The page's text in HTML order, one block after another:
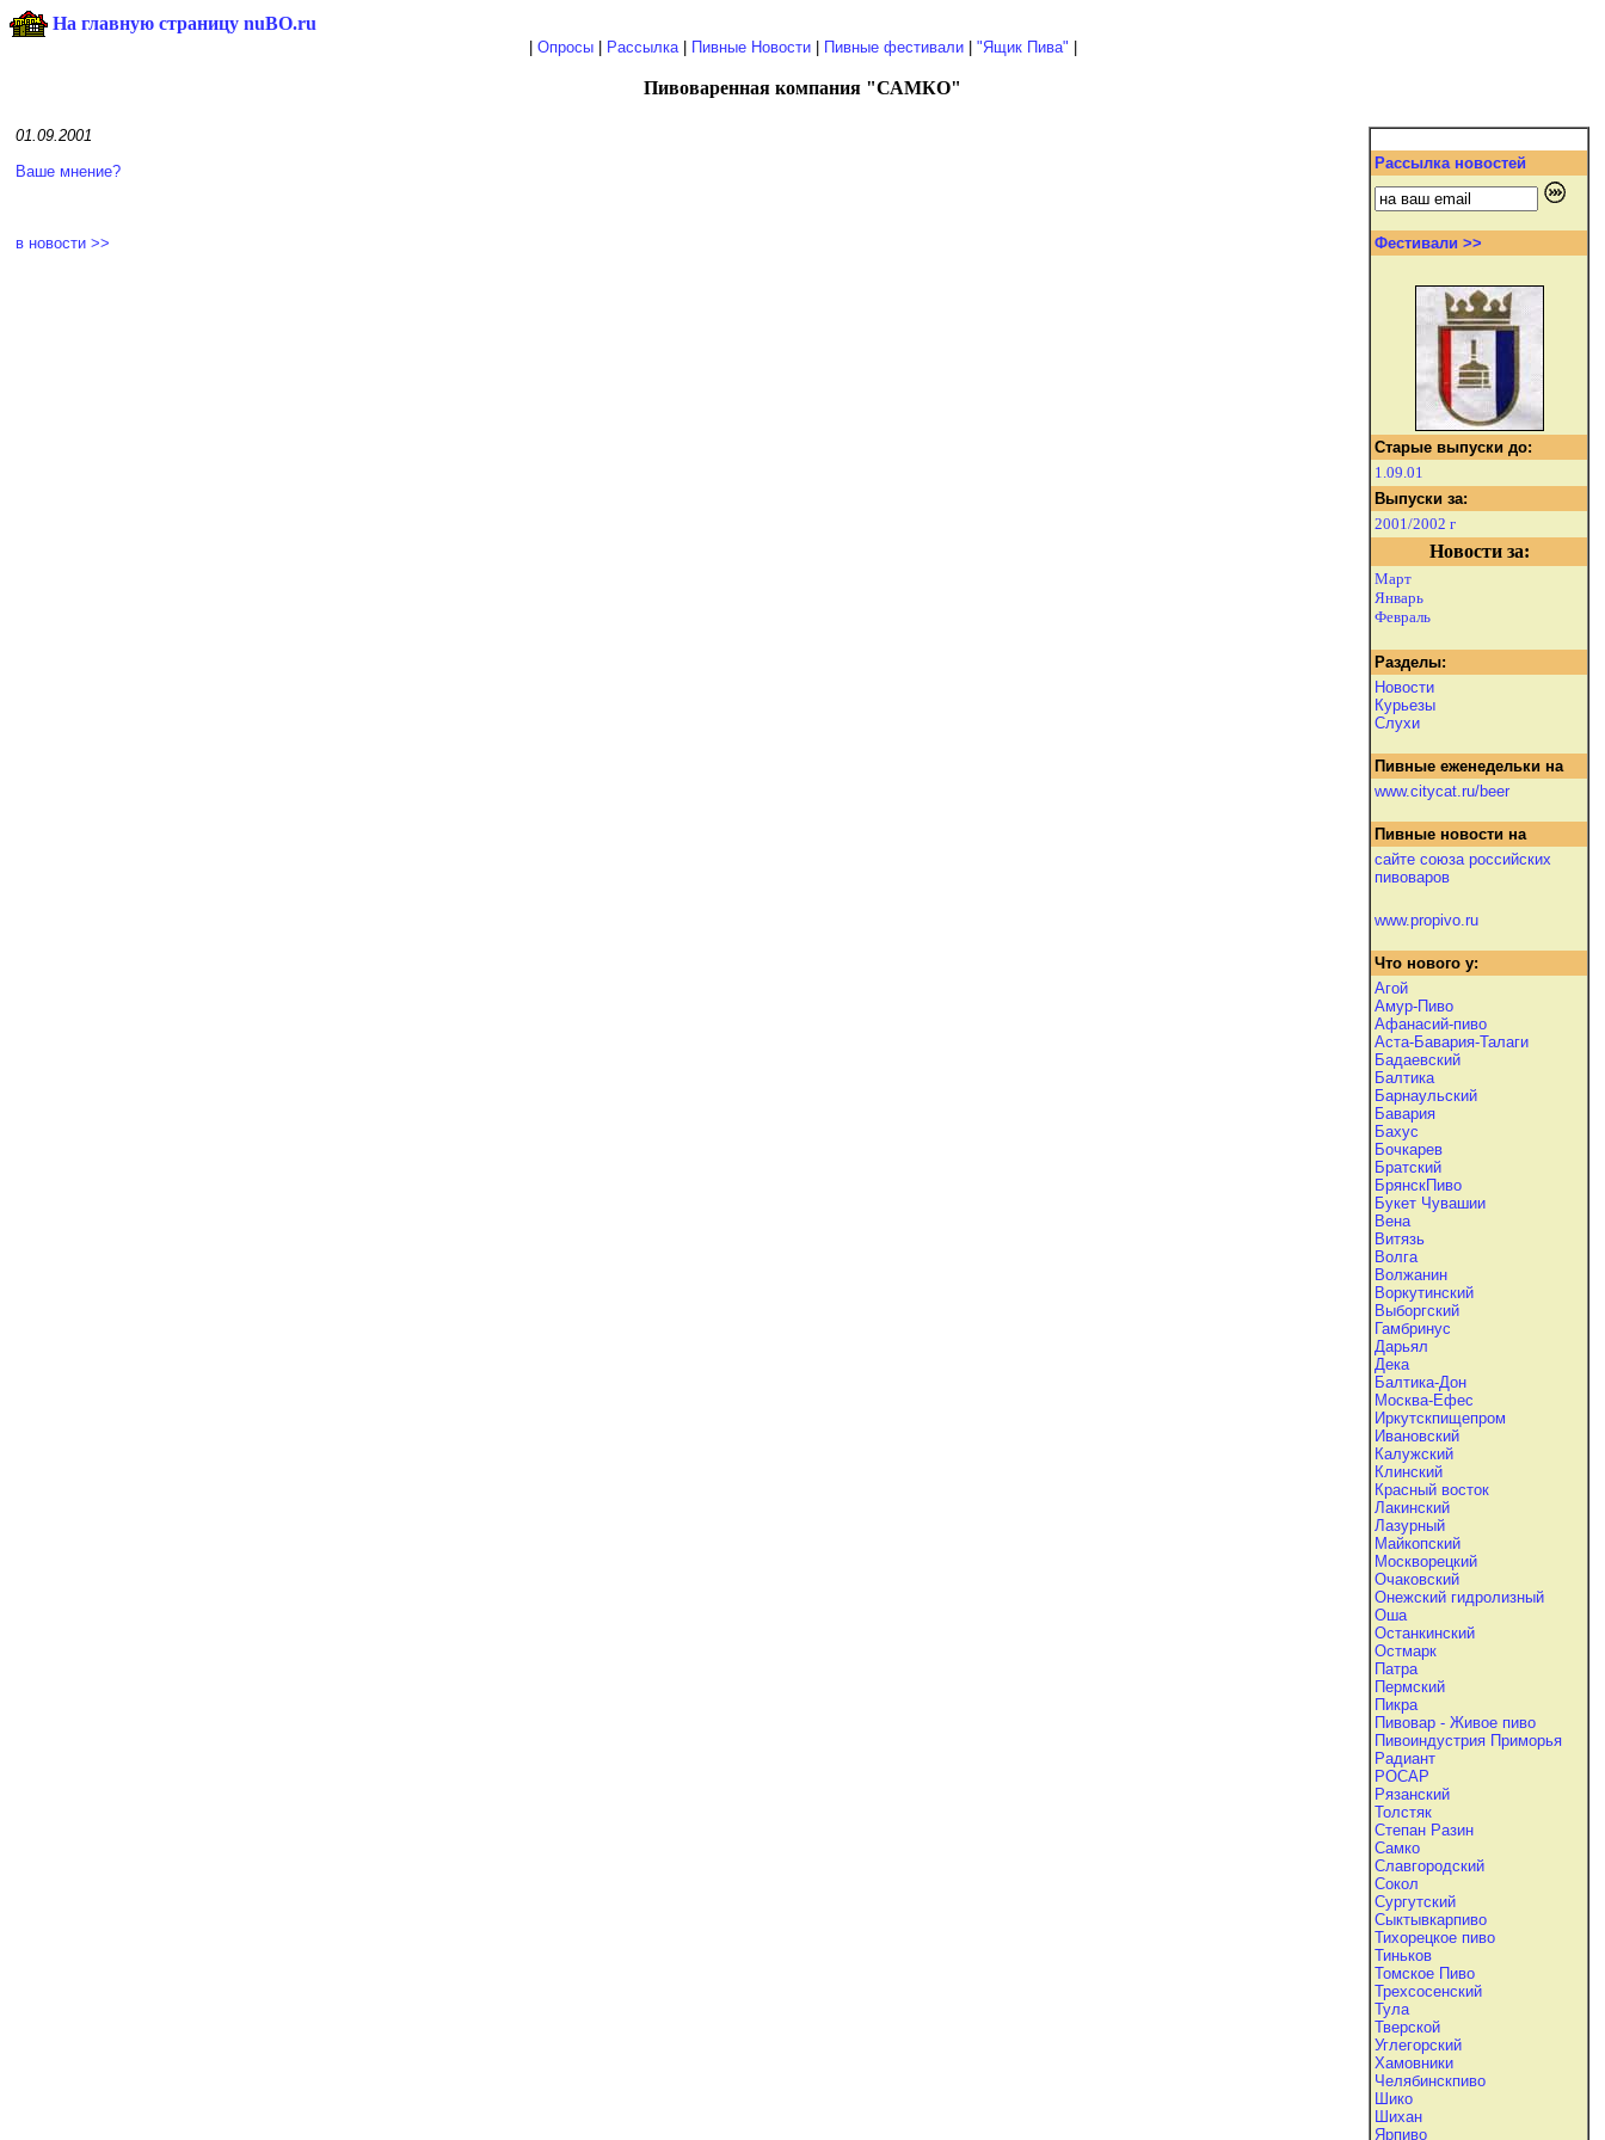
На главную страницу nuBO.ru
Опросы| Рассылка| Пивные Новости| Пивные фестивали| "Ящик Пива"
Пивоваренная компания "САМКО"
01.09.2001
Ваше мнение?
в новости >>
Рассылка новостей
Фестивали >>
Старые выпуски до:
1.09.01
Выпуски за:
2001/2002 г
Новости за:
Март
Январь
Февраль
Разделы:
Новости
Курьезы
Слухи
Пивные еженедельки на
www.citycat.ru/beer
Пивные новости на
сайте союза российских
пивоваров
www.propivo.ru
Что нового у:
Агой
Амур-Пиво
Афанасий-пиво
Аста-Бавария-Талаги
Бадаевский
Балтика
Барнаульский
Бавария
Бахус
Бочкарев
Братский
БрянскПиво
Букет Чувашии
Вена
Витязь
Волга
Волжанин
Воркутинский
Выборгский
Гамбринус
Дарьял
Дека
Балтика-Дон
Москва-Ефес
Иркутскпищепром
Ивановский
Калужский
Клинский
Красный восток
Лакинский
Лазурный
Майкопский
Москворецкий
Очаковский
Онежский гидролизный
Оша
Останкинский
Остмарк
Патра
Пермский
Пикра
Пивовар - Живое пиво
Пивоиндустрия Приморья
Радиант
РОСАР
Рязанский
Толстяк
Степан Разин
Самко
Славгородский
Сокол
Сургутский
Сыктывкарпиво
Тихорецкое пиво
Тиньков
Томское Пиво
Трехсосенский
Тула
Тверской
Углегорский
Хамовники
Челябинскпиво
Шико
Шихан
Ярпиво